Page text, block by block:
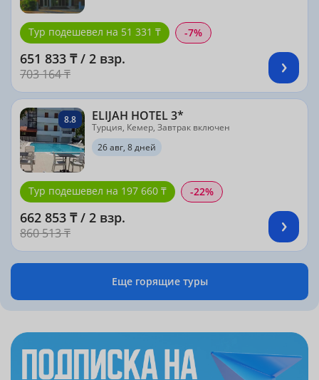
Тур подешевел на 51 331 ₸ -7%
651 833 ₸ / 2 взр.
703 164 ₸
8.8 ELIJAH HOTEL 3*
Турция, Кемер, Завтрак включен
26 авг, 8 дней
Тур подешевел на 197 660 ₸ -22%
662 853 ₸ / 2 взр.
860 513 ₸
Еще горящие туры